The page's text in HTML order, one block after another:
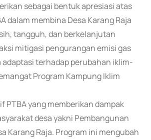
sebagai bentuk apresiasi atas
dalam membina Desa Karang Raja
tangguh, dan berkelanjutan
mitigasi pengurangan emisi gas
adaptasi terhadap perubahan iklim-
Program Kampung Iklim
PTBA yang memberikan dampak
desa yakni Pembangunan
Karang Raja. Program ini mengubah